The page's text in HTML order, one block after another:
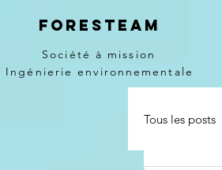
Foresteam
Société à mission
Ingénierie environnementale
Tous les posts